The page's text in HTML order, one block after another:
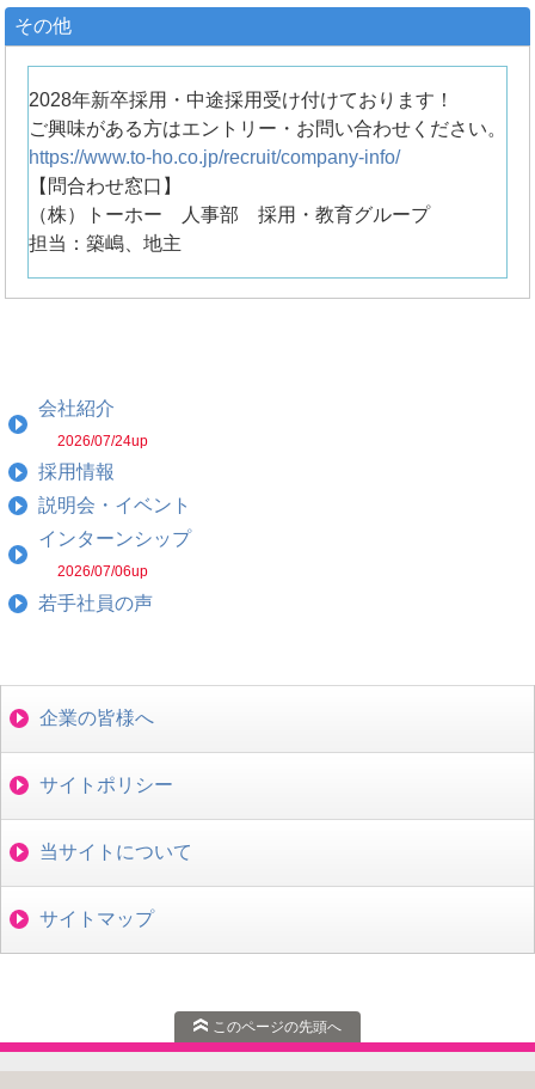
その他
2028年新卒採用・中途採用受け付けております！
ご興味がある方はエントリー・お問い合わせください。
https://www.to-ho.co.jp/recruit/company-info/
【問合わせ窓口】
（株）トーホー 人事部 採用・教育グループ
担当：築嶋、地主
会社紹介
2026/07/24up
採用情報
説明会・イベント
インターンシップ
2026/07/06up
若手社員の声
企業の皆様へ
サイトポリシー
当サイトについて
サイトマップ
このページの先頭へ